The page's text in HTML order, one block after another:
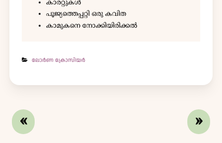
കാരറ്റുകൾ
പൂജ്യത്തെപ്പറ്റി ഒരു കവിത
കാമുകനെ നോക്കിയിരിക്കൽ
ലോർണ ക്രോസിയർ
«
»